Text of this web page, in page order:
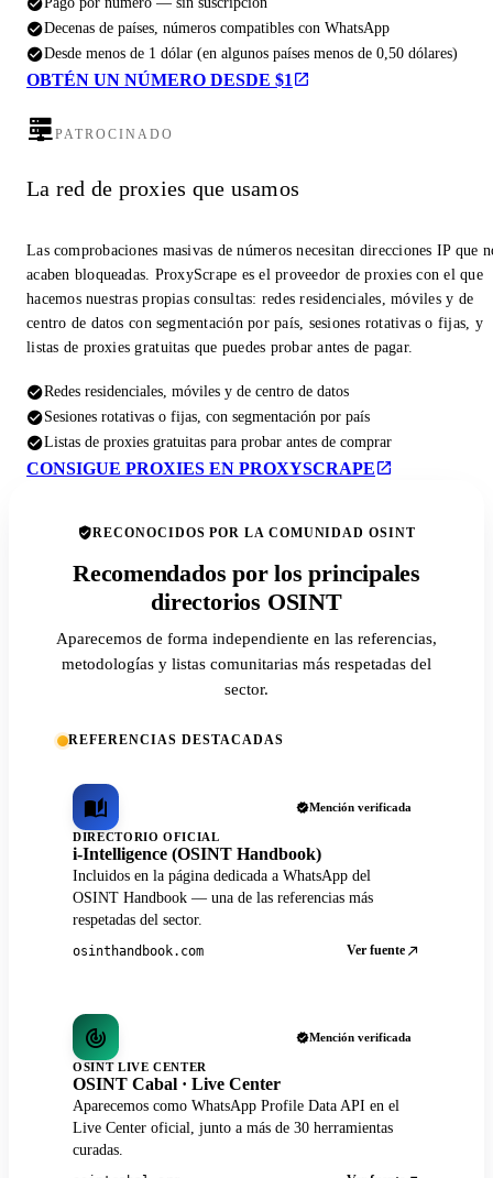
Decenas de países, números compatibles con WhatsApp
Desde menos de 1 dólar (en algunos países menos de 0,50 dólares)
OBTÉN UN NÚMERO DESDE $1
PATROCINADO
La red de proxies que usamos
Las comprobaciones masivas de números necesitan direcciones IP que
acaben bloqueadas. ProxyScrape es el proveedor de proxies con el que
hacemos nuestras propias consultas: redes residenciales, móviles y de
centro de datos con segmentación por país, sesiones rotativas o fijas, y
listas de proxies gratuitas que puedes probar antes de pagar.
Redes residenciales, móviles y de centro de datos
Sesiones rotativas o fijas, con segmentación por país
Listas de proxies gratuitas para probar antes de comprar
CONSIGUE PROXIES EN PROXYSCRAPE
RECONOCIDOS POR LA COMUNIDAD OSINT
Recomendados por los principales
directorios OSINT
Aparecemos de forma independiente en las referencias,
metodologías y listas comunitarias más respetadas del
sector.
REFERENCIAS DESTACADAS
Mención verificada
DIRECTORIO OFICIAL
i-Intelligence (OSINT Handbook)
Incluidos en la página dedicada a WhatsApp del
OSINT Handbook — una de las referencias más
respetadas del sector.
osinthandbook.com Ver fuente
Mención verificada
OSINT LIVE CENTER
OSINT Cabal · Live Center
Aparecemos como WhatsApp Profile Data API en el
Live Center oficial, junto a más de 30 herramientas
curadas.